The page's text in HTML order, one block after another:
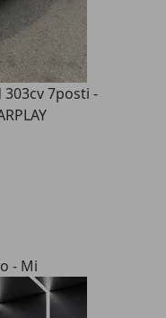
7posti -
- Mi